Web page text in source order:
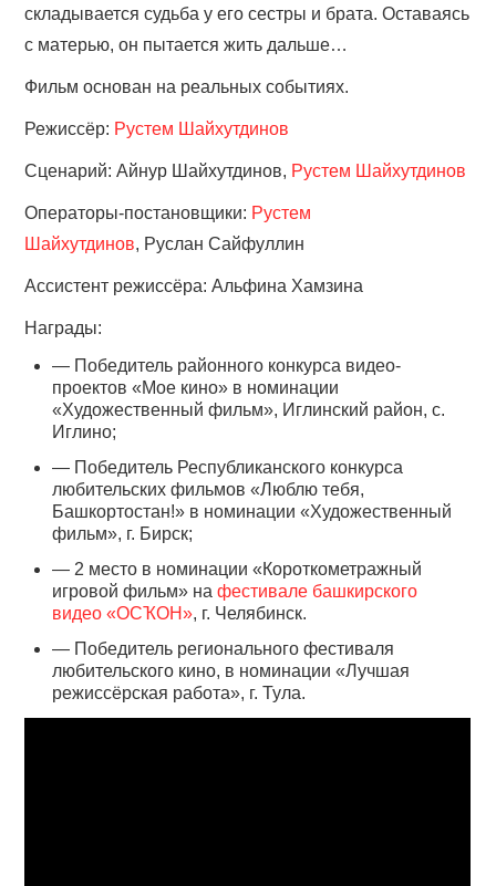
складывается судьба у его сестры и брата. Оставаясь
с матерью, он пытается жить дальше…
Фильм основан на реальных событиях.
Режиссёр: Рустем Шайхутдинов
Сценарий: Айнур Шайхутдинов, Рустем Шайхутдинов
Операторы-постановщики: Рустем
Шайхутдинов, Руслан Сайфуллин
Ассистент режиссёра: Альфина Хамзина
Награды:
— Победитель районного конкурса видео-
проектов «Мое кино» в номинации
«Художественный фильм», Иглинский район, с.
Иглино;
— Победитель Республиканского конкурса
любительских фильмов «Люблю тебя,
Башкортостан!» в номинации «Художественный
фильм», г. Бирск;
— 2 место в номинации «Короткометражный
игровой фильм» нафестивале башкирского
видео «ОСҠОН», г. Челябинск.
— Победитель регионального фестиваля
любительского кино, в номинации «Лучшая
режиссёрская работа», г. Тула.